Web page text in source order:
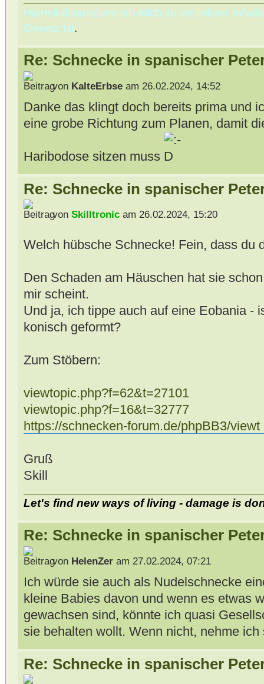
Hiermit distanziere ich mich zu verlinkten
Gesetz ist.
Re: Schnecke in spanischer
von KalteErbseam 26.02.2024, 14:52
Danke das klingt doch bereits prima und
eine grobe Richtung zum Planen, damit
Haribodose sitzen muss
Re: Schnecke in spanischer
von Skilltronicam 26.02.2024, 15:20
Welch hübsche Schnecke! Fein, dass du
Den Schaden am Häuschen hat sie
mir scheint.
Und ja, ich tippe auch auf eine Eobania -
konisch geformt?
Zum Stöbern:
viewtopic.php?f=62&t=27101
viewtopic.php?f=16&t=32777
https://schnecken-forum.de/phpBB3/viewt
Gruß
Skill
Let's find new ways of living - damage is
Re: Schnecke in spanischer
von HelenZeram 27.02.2024, 07:21
Ich würde sie auch als Nudelschnecke
kleine Babies davon und wenn es etwas
gewachsen sind, könnte ich quasi
sie behalten wollt. Wenn nicht, nehme ich
Re: Schnecke in spanischer